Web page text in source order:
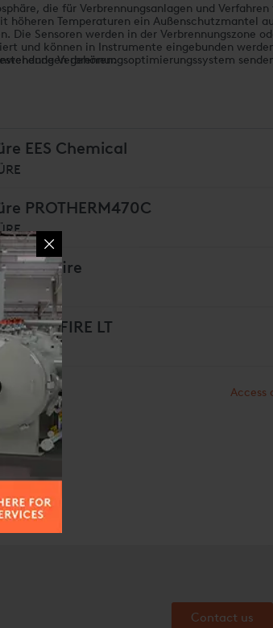
die für Verbrennungsanlagen und
höheren Temperaturen ein Außenschutzmantel
Die Sensoren werden in der Verbrennungszone
und können in Instrumente eingebunden
Verbrennungsoptimierungssystem
gehören:
EES Chemical
PROTHERM470C
Oxyfire
OXYFIRE LT
Access
Contact us